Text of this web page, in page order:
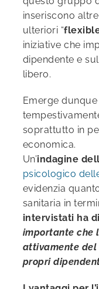
inseriscono
ulteriori “
iniziative che
dipendente e
libero.
Emerge
soprattutto in
economica.
Un’indagine
psicologico
evidenzia
sanitaria in
intervistati ha
importante che
attivamente del
propri